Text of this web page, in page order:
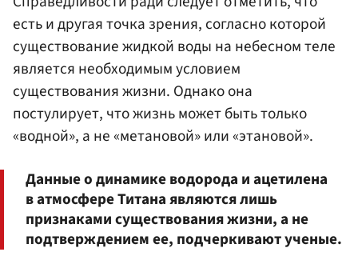
есть и другая точка зрения, согласно которой
существование жидкой воды на небесном теле
является необходимым условием
существования жизни. Однако она
постулирует, что жизнь может быть только
«водной», а не «метановой» или «этановой».
Данные о динамике водорода и ацетилена
в атмосфере Титана являются лишь
признаками существования жизни, а не
подтверждением ее, подчеркивают ученые.